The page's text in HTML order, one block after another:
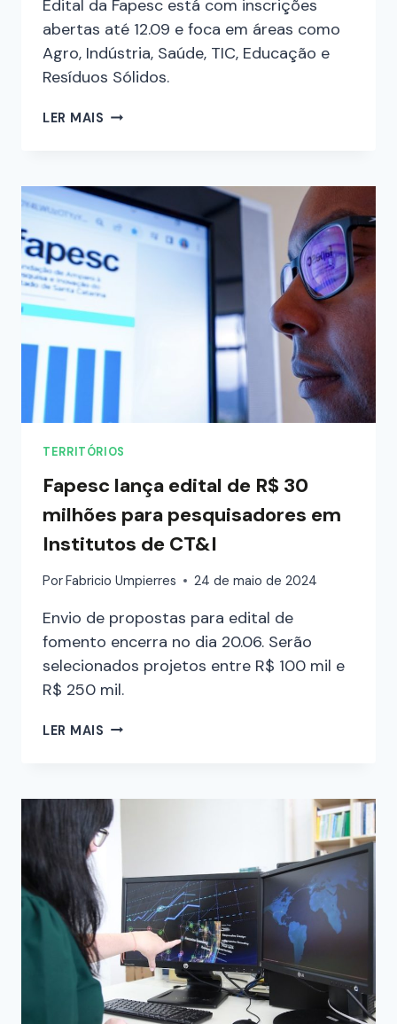
Edital da Fapesc está com inscrições
abertas até 12.09 e foca em áreas como
Agro, Indústria, Saúde, TIC, Educação e
Resíduos Sólidos.
LER MAIS
TERRITÓRIOS
Fapesc lança edital de R$ 30
milhões para pesquisadores em
Institutos de CT&I
PorFabricio Umpierres 24 de maio de 2024
Envio de propostas para edital de
fomento encerra no dia 20.06. Serão
selecionados projetos entre R$ 100 mil e
R$ 250 mil.
LER MAIS